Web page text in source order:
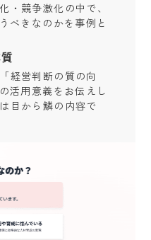
・競争激化の中で、
べきなのかを事例と
経営判断の質の向
活用意義をお伝えし
目から鱗の内容で